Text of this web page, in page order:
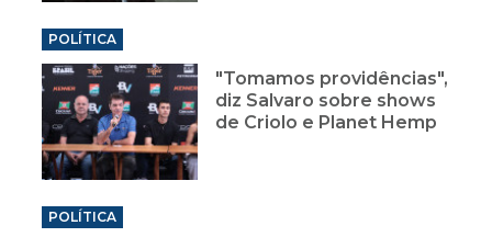
POLÍTICA
"Tomamos providências",
diz Salvaro sobre shows
de Criolo e Planet Hemp
POLÍTICA